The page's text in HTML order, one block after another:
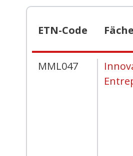
ETN-Code
MML047